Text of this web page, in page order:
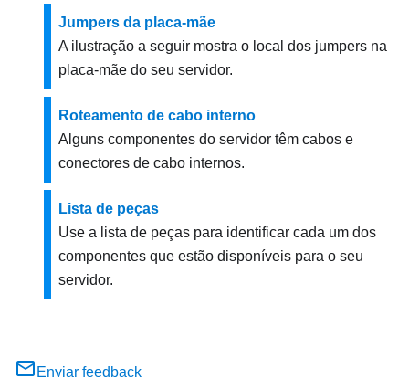
Jumpers da placa-mãe
A ilustração a seguir mostra o local dos jumpers na
placa-mãe do seu servidor.
Roteamento de cabo interno
Alguns componentes do servidor têm cabos e
conectores de cabo internos.
Lista de peças
Use a lista de peças para identificar cada um dos
componentes que estão disponíveis para o seu
servidor.
Enviar feedback